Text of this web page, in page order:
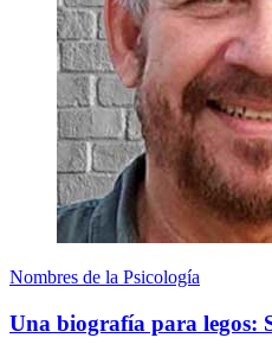
Nombres de la Psicología
Una biografía para legos: